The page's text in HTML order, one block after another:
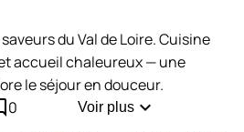
du Val de Loire. Cuisine
accueil chaleureux — une
le séjour en douceur.
0 Voir plus expand_more